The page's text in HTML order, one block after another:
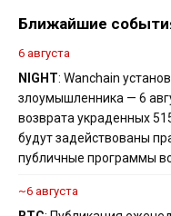
Ближайшие
6 августа
NIGHT: Wanchain
злоумышленника — 6
возврата украденных
будут задействованы
публичные программы
~6 августа